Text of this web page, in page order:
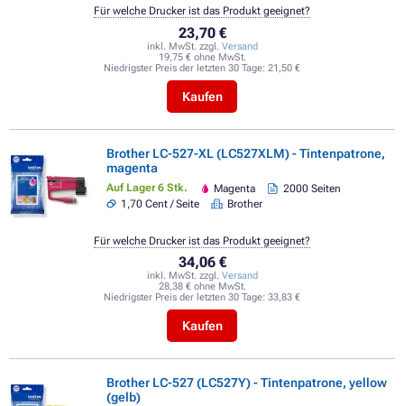
23,70 €
inkl. MwSt. zzgl. Versand
19,75 € ohne MwSt.
Niedrigster Preis der letzten 30 Tage: 21,50 €
Kaufen
Für welche Drucker ist das Produkt geeignet?
Brother LC-527-XL (LC527XLM) - Tintenpatrone,
magenta
Auf Lager 6 Stk. Magenta
2000 Seiten
1,70 Cent / Seite
Brother
34,06 €
inkl. MwSt. zzgl. Versand
28,38 € ohne MwSt.
Niedrigster Preis der letzten 30 Tage: 33,83 €
Kaufen
Für welche Drucker ist das Produkt geeignet?
Brother LC-527 (LC527Y) - Tintenpatrone, yellow
(gelb)